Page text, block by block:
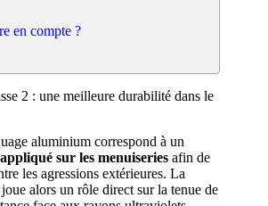
en compte ?
2 : une meilleure durabilité dans le
aluminium correspond à un
sur les menuiseries afin de
les agressions extérieures. La
alors un rôle direct sur la tenue de